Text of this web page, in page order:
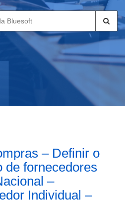
– Definir o
de fornecedores
–
Individual –